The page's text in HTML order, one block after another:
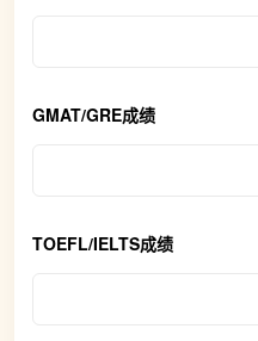
GMAT/GRE成绩
TOEFL/IELTS成绩